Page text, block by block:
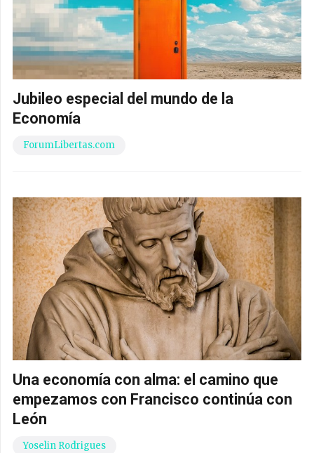
Jubileo especial del mundo de la
Economía
ForumLibertas.com
Una economía con alma: el camino que
empezamos con Francisco continúa con
León
Yoselin Rodrigues